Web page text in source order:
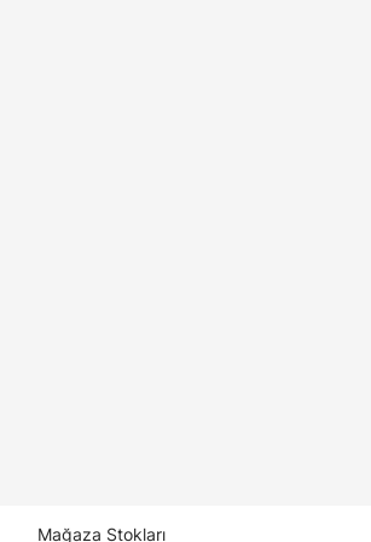
Mağaza Stokları